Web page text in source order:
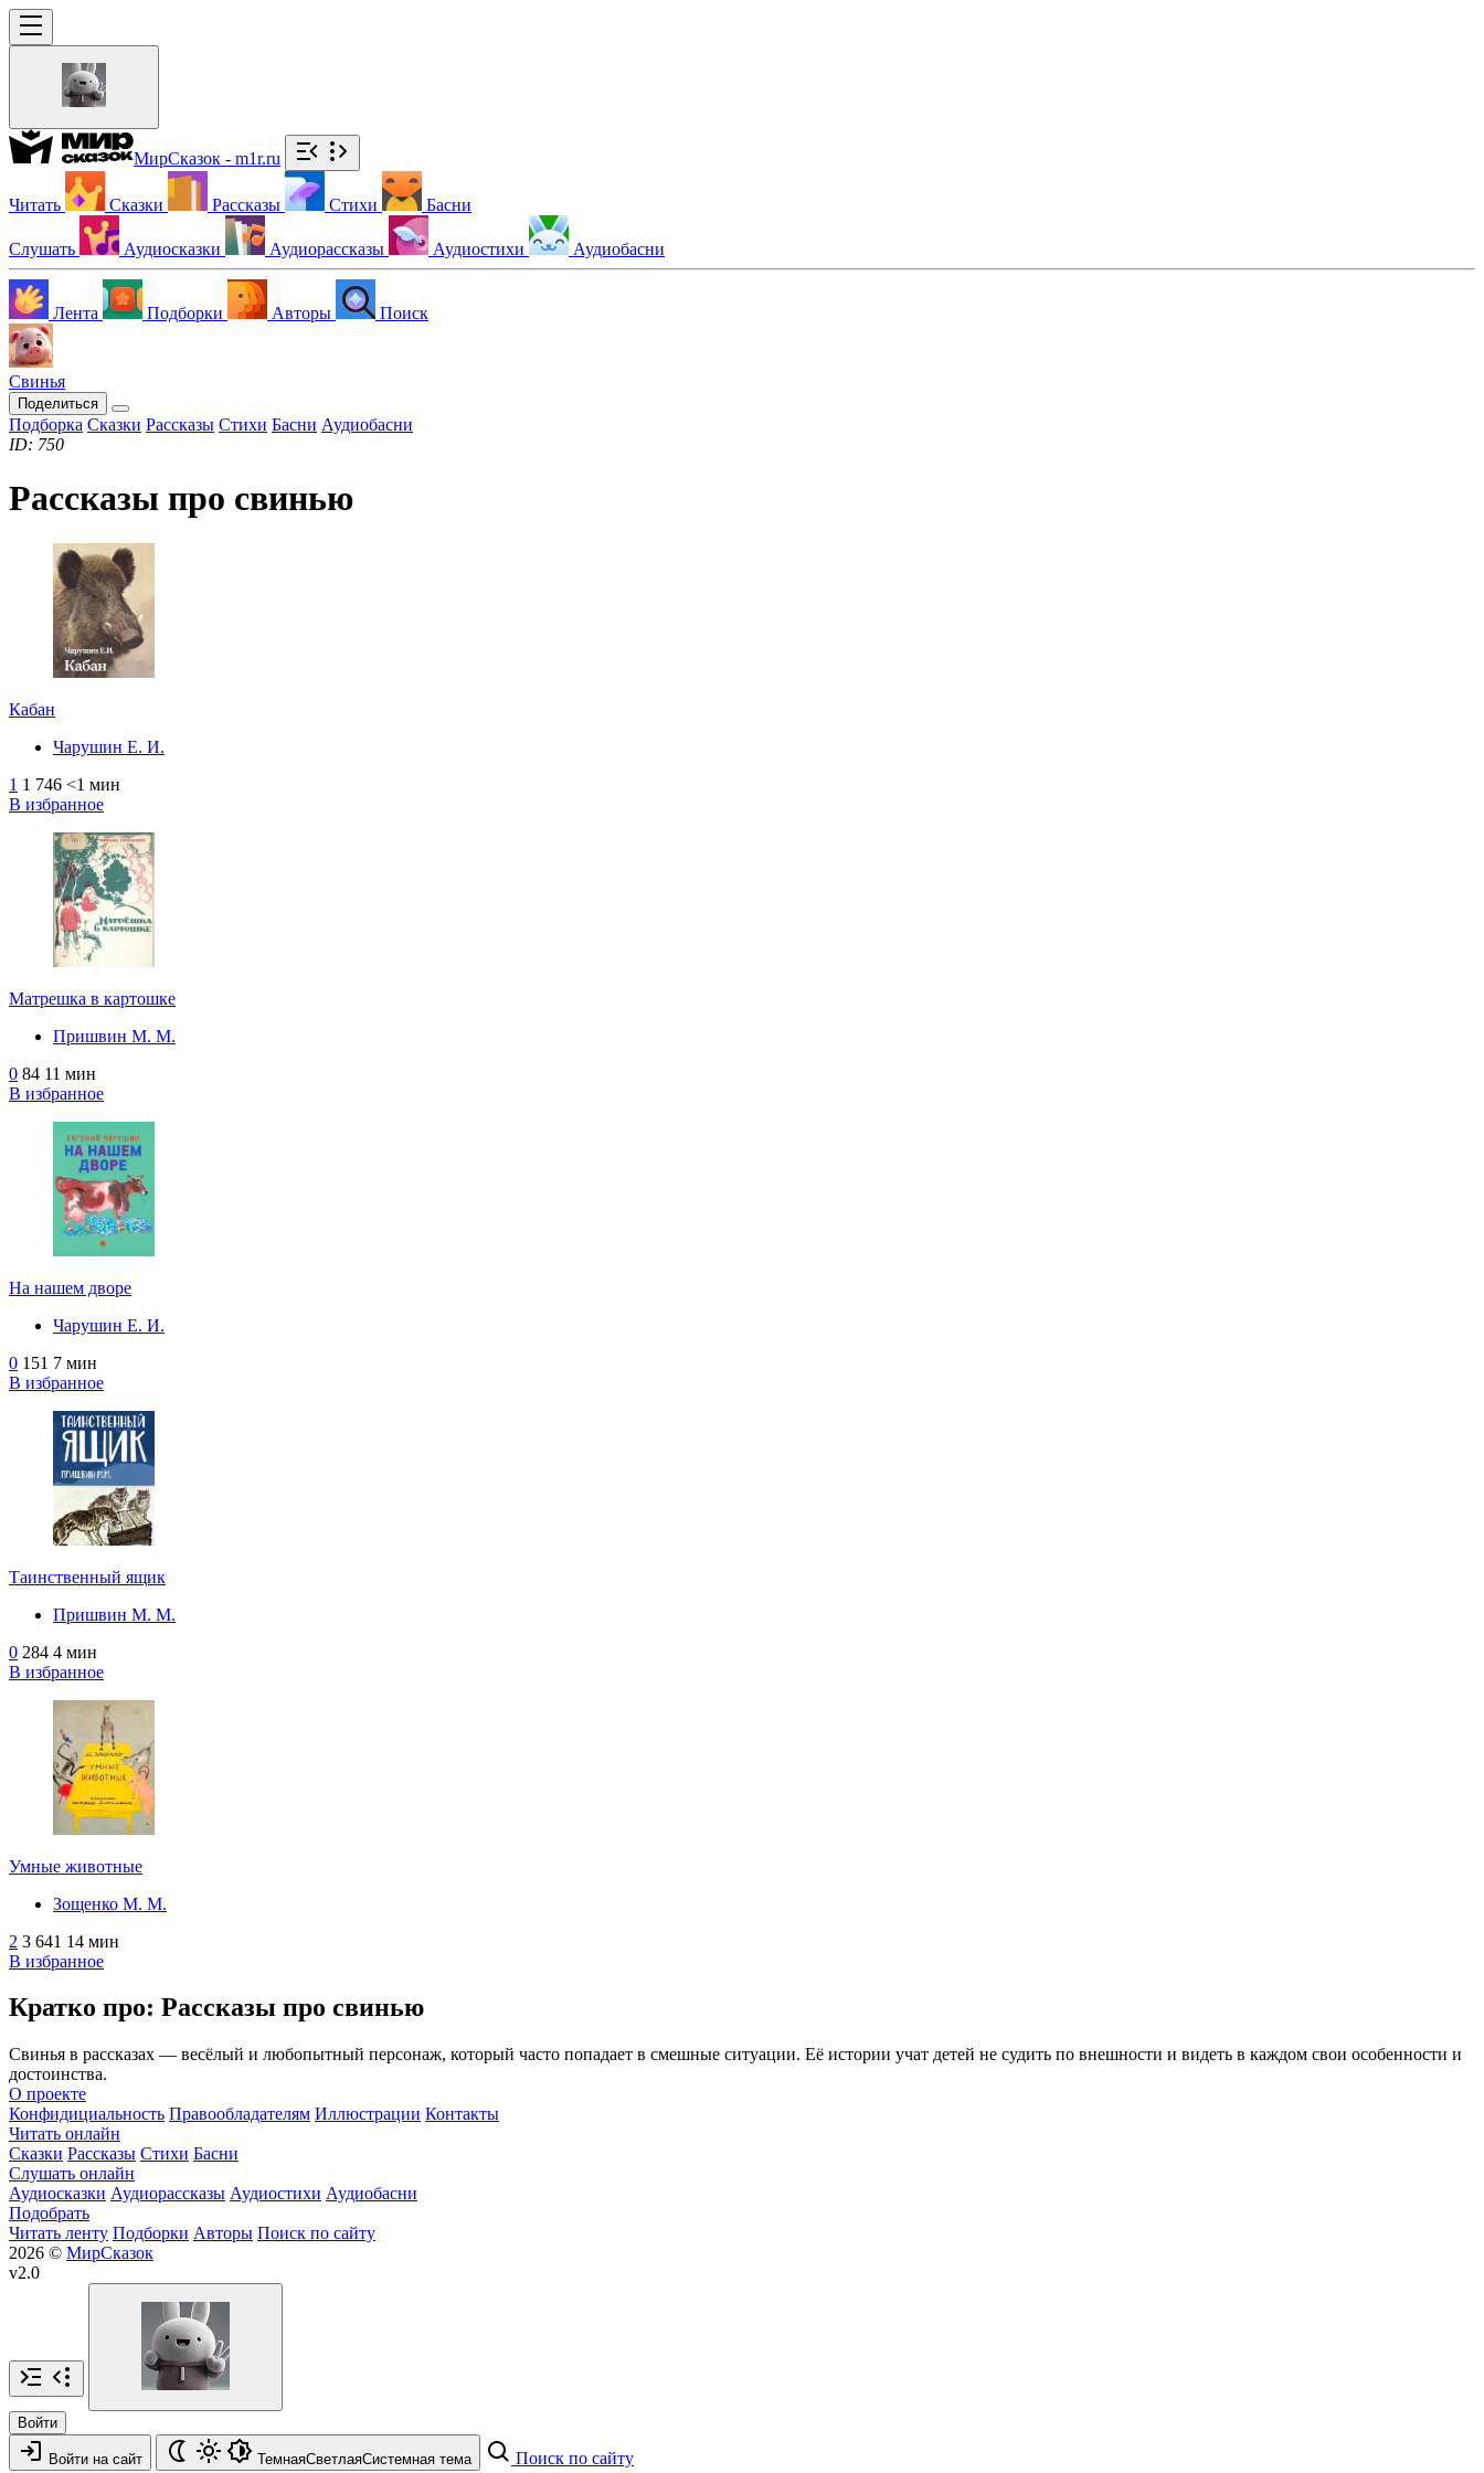
МирСказок - m1r.ru
Читать Сказки Рассказы Стихи Басни
Слушать Аудиосказки Аудиорассказы Аудиостихи Аудиобасни
Лента Подборки Авторы Поиск
Свинья
Поделиться
Подборка Сказки Рассказы Стихи Басни Аудиобасни
ID: 750
Рассказы про свинью
Кабан
Чарушин Е. И.
1 1 746 <1 мин
В избранное
Матрешка в картошке
Пришвин М. М.
0 84 11 мин
В избранное
На нашем дворе
Чарушин Е. И.
0 151 7 мин
В избранное
Таинственный ящик
Пришвин М. М.
0 284 4 мин
В избранное
Умные животные
Зощенко М. М.
2 3 641 14 мин
В избранное
Кратко про: Рассказы про свинью
Свинья в рассказах — весёлый и любопытный персонаж, который часто попадает в смешные ситуации. Её истории учат детей не судить по внешности и видеть в каждом свои особенности и
достоинства.
О проекте
Конфидициальность Правообладателям Иллюстрации Контакты
Читать онлайн
Сказки Рассказы Стихи Басни
Слушать онлайн
Аудиосказки Аудиорассказы Аудиостихи Аудиобасни
Подобрать
Читать ленту Подборки Авторы Поиск по сайту
2026 © МирСказок
v2.0
Войти
Войти на сайт ТемнаяСветлаяСистемная тема
Поиск по сайту